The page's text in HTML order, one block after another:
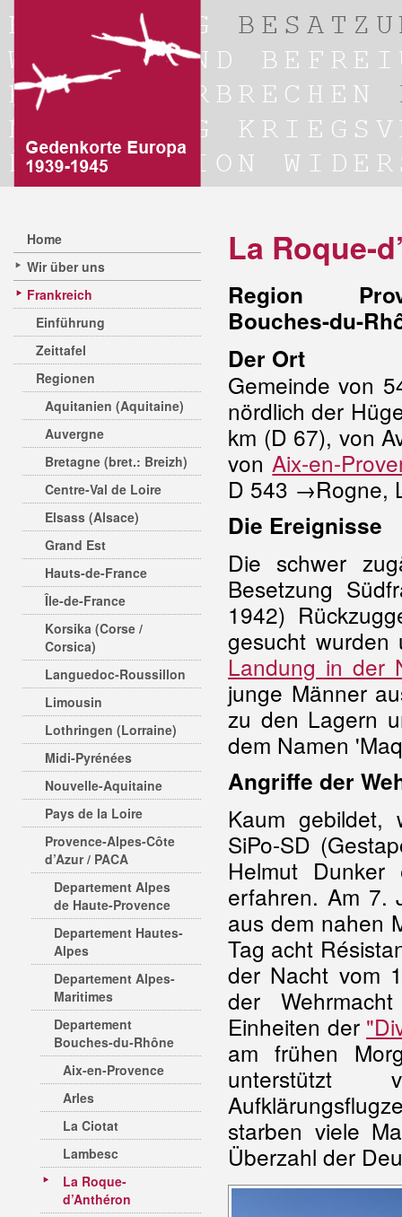
Home
Wir über uns
Frankreich
Einführung
Zeittafel
Regionen
Aquitanien (Aquitaine)
Auvergne
Bretagne (bret.: Breizh)
Centre-Val de Loire
Elsass (Alsace)
Grand Est
Hauts-de-France
Île-de-France
Korsika (Corse /
Corsica)
Languedoc-Roussillon
Limousin
Lothringen (Lorraine)
Midi-Pyrénées
Nouvelle-Aquitaine
Pays de la Loire
Provence-Alpes-Côte
d’Azur / PACA
Departement Alpes
de Haute-Provence
Departement Hautes-
Alpes
Departement Alpes-
Maritimes
Departement
Bouches-du-Rhône
Aix-en-Provence
Arles
La Ciotat
Lambesc
La Roque-
d’Anthéron
La Roque-
Region
Bouches-du-
Der Ort
Gemeinde von
nördlich der
km (D 67), von
vonAix-en-
D 543 →Rogne,
Die Ereignisse
Die schwer
Besetzung
1942)
gesucht
Landung in der
junge Männer
zu den Lagern
dem Namen
Angriffe der
Kaum
SiPo-SD
Helmut Dunker
erfahren. Am 7.
aus dem nahen
Tag acht
der Nacht vom
der
Einheiten der
am frühen
unterstützt
starben viele
Überzahl der